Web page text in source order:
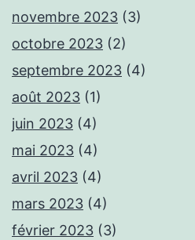
novembre 2023 (3)
octobre 2023 (2)
septembre 2023 (4)
août 2023 (1)
juin 2023 (4)
mai 2023 (4)
avril 2023 (4)
mars 2023 (4)
février 2023 (3)